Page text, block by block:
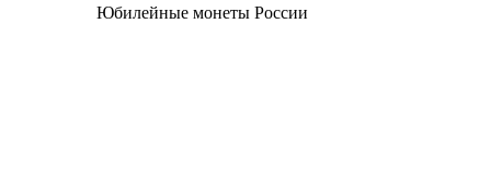
Юбилейные монеты России